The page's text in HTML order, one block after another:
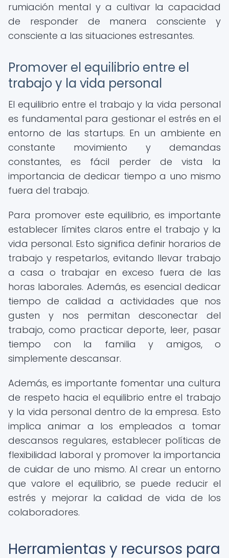
rumiación mental y a cultivar la capacidad
de responder de manera consciente y
consciente a las situaciones estresantes.
Promover el equilibrio entre el
trabajo y la vida personal
El equilibrio entre el trabajo y la vida personal
es fundamental para gestionar el estrés en el
entorno de las startups. En un ambiente en
constante movimiento y demandas
constantes, es fácil perder de vista la
importancia de dedicar tiempo a uno mismo
fuera del trabajo.
Para promover este equilibrio, es importante
establecer límites claros entre el trabajo y la
vida personal. Esto significa definir horarios de
trabajo y respetarlos, evitando llevar trabajo
a casa o trabajar en exceso fuera de las
horas laborales. Además, es esencial dedicar
tiempo de calidad a actividades que nos
gusten y nos permitan desconectar del
trabajo, como practicar deporte, leer, pasar
tiempo con la familia y amigos, o
simplemente descansar.
Además, es importante fomentar una cultura
de respeto hacia el equilibrio entre el trabajo
y la vida personal dentro de la empresa. Esto
implica animar a los empleados a tomar
descansos regulares, establecer políticas de
flexibilidad laboral y promover la importancia
de cuidar de uno mismo. Al crear un entorno
que valore el equilibrio, se puede reducir el
estrés y mejorar la calidad de vida de los
colaboradores.
Herramientas y recursos para